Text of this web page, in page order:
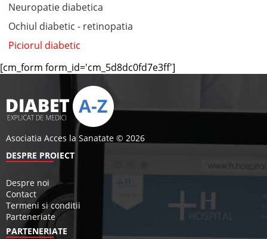
Neuropatie diabetica
Ochiul diabetic - retinopatia
Piciorul diabetic
[cm_form form_id='cm_5d8dc0fd7e3ff']
Asociatia Acces la Sanatate © 2026
DESPRE PROIECT
Despre noi
Contact
Termeni si conditii
Parteneriate
PARTENERIATE